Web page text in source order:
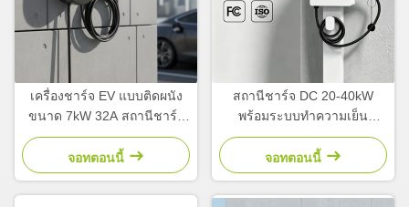
เครื่องชาร์จ EV แบบติดผนัง
ขนาด 7kW 32A สถานีชาร์จ
AC สำหรับใช้ในบ้านและเชิง
พาณิชย์
จอทตอนนี้
สถานีชาร์จ DC 20-40kW
พร้อมระบบทำความเย็น
อัจฉริยะและระดับการกันน้ำ
IP54 สำหรับหน่วยพลังงาน
EVSE
จอทตอนนี้